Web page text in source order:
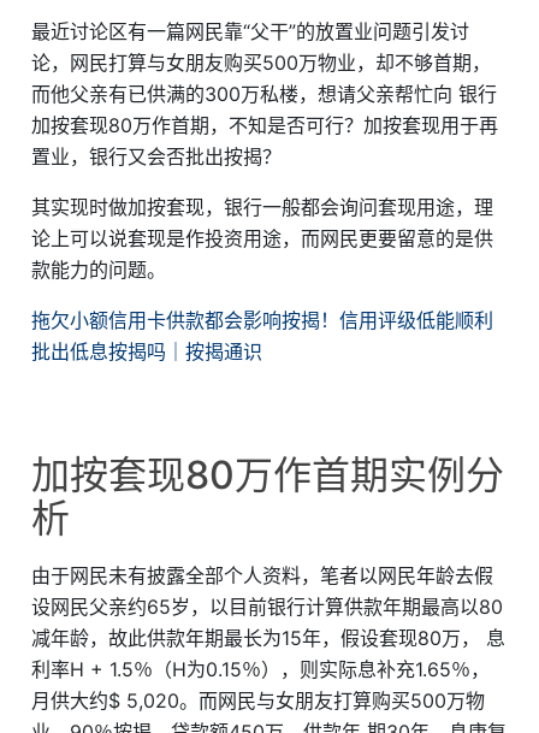
最近讨论区有一篇网民靠“父干”的放置业问题引发讨
论，网民打算与女朋友购买500万物业，却不够首期，
而他父亲有已供满的300万私楼，想请父亲帮忙向 银行
加按套现80万作首期，不知是否可行？加按套现用于再
置业，银行又会否批出按揭？
其实现时做加按套现，银行一般都会询问套现用途，理
论上可以说套现是作投资用途，而网民更要留意的是供
款能力的问题。
拖欠小额信用卡供款都会影响按揭！信用评级低能顺利
批出低息按揭吗｜按揭通识
加按套现80万作首期实例分
析
由于网民未有披露全部个人资料，笔者以网民年龄去假
设网民父亲约65岁，以目前银行计算供款年期最高以80
减年龄，故此供款年期最长为15年，假设套现80万， 息
利率H + 1.5％（H为0.15％），则实际息补充1.65％，
月供大约$ 5,020。而网民与女朋友打算购买500万物